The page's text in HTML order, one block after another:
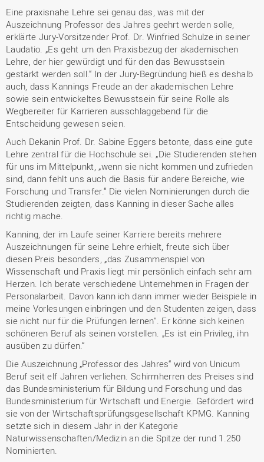
Eine praxisnahe Lehre sei genau das, was mit der
Auszeichnung Professor des Jahres geehrt werden solle,
erklärte Jury-Vorsitzender Prof. Dr. Winfried Schulze in seiner
Laudatio. „Es geht um den Praxisbezug der akademischen
Lehre, der hier gewürdigt und für den das Bewusstsein
gestärkt werden soll.“ In der Jury-Begründung hieß es deshalb
auch, dass Kannings Freude an der akademischen Lehre
sowie sein entwickeltes Bewusstsein für seine Rolle als
Wegbereiter für Karrieren ausschlaggebend für die
Entscheidung gewesen seien.
Auch Dekanin Prof. Dr. Sabine Eggers betonte, dass eine gute
Lehre zentral für die Hochschule sei. „Die Studierenden stehen
für uns im Mittelpunkt, „wenn sie nicht kommen und zufrieden
sind, dann fehlt uns auch die Basis für andere Bereiche, wie
Forschung und Transfer.“ Die vielen Nominierungen durch die
Studierenden zeigten, dass Kanning in dieser Sache alles
richtig mache.
Kanning, der im Laufe seiner Karriere bereits mehrere
Auszeichnungen für seine Lehre erhielt, freute sich über
diesen Preis besonders, „das Zusammenspiel von
Wissenschaft und Praxis liegt mir persönlich einfach sehr am
Herzen. Ich berate verschiedene Unternehmen in Fragen der
Personalarbeit. Davon kann ich dann immer wieder Beispiele in
meine Vorlesungen einbringen und den Studenten zeigen, dass
sie nicht nur für die Prüfungen lernen". Er könne sich keinen
schöneren Beruf als seinen vorstellen. „Es ist ein Privileg, ihn
ausüben zu dürfen.“
Die Auszeichnung „Professor des Jahres“ wird von Unicum
Beruf seit elf Jahren verliehen. Schirmherren des Preises sind
das Bundesministerium für Bildung und Forschung und das
Bundesministerium für Wirtschaft und Energie. Gefördert wird
sie von der Wirtschaftsprüfungsgesellschaft KPMG. Kanning
setzte sich in diesem Jahr in der Kategorie
Naturwissenschaften/Medizin an die Spitze der rund 1.250
Nominierten.